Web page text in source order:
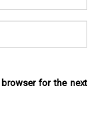
for the next